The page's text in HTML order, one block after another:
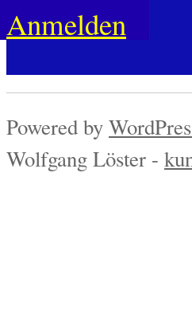
Anmelden
Powered by
Wolfgang Löster -